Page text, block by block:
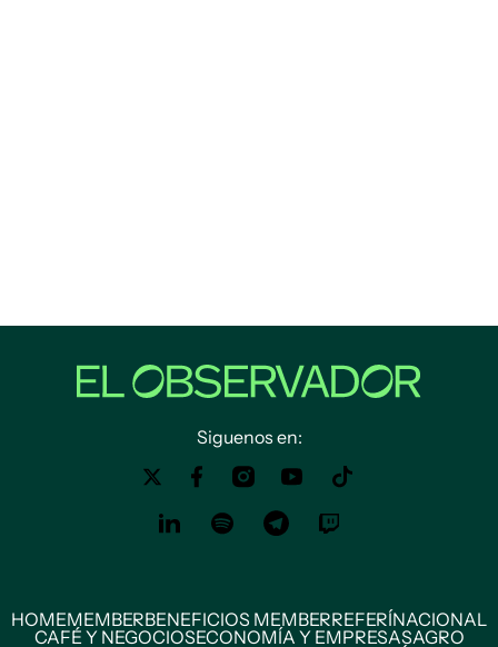
Siguenos en:
HOMEMEMBERBENEFICIOS MEMBERREFERÍNACIONAL
CAFÉ Y NEGOCIOSECONOMÍA Y EMPRESASAGRO